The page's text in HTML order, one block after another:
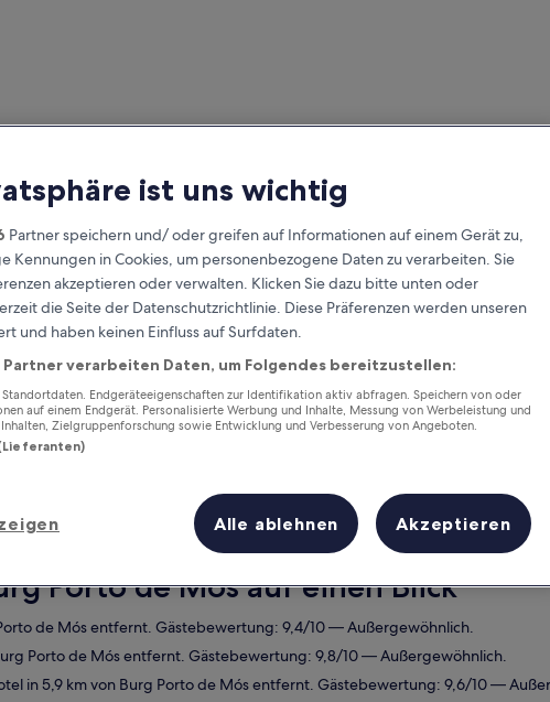
Verdiene Prämien für jede
wahrgenommene Übernachtung
Mehr
Morgen
Dieses Wochenende
7. Aug. - 9. Aug.
Porto de Mós auf einen Blick
de Mós entfernt. Gästebewertung: 9,4/10 — Außergewöhnlich.
Porto de Mós entfernt. Gästebewertung: 9,8/10 — Außergewöhnlich.
in 5,9 km von Burg Porto de Mós entfernt. Gästebewertung: 9,6/10 —
ist uns wichtig
Partner speichern und/ oder greifen auf Informationen auf einem Gerät zu,
Kennungen in Cookies, um personenbezogene Daten zu verarbeiten. Sie
akzeptieren oder verwalten. Klicken Sie dazu bitte unten oder
die Seite der Datenschutzrichtlinie. Diese Präferenzen werden unseren
und haben keinen Einfluss auf Surfdaten.
verarbeiten Daten, um Folgendes bereitzustellen:
Endgeräteeigenschaften zur Identifikation aktiv abfragen. Speichern von oder
auf einem Endgerät. Personalisierte Werbung und Inhalte, Messung von Werbeleistung und
Zielgruppenforschung sowie Entwicklung und Verbesserung von Angeboten.
Alle ablehnen Akzeptieren